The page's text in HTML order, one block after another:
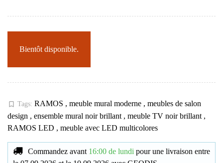
Bientôt disponible.
bookmark_border Tags: RAMOS , meuble mural moderne , meubles de salon
design , ensemble mural noir brillant , meuble TV noir brillant ,
RAMOS LED , meuble avec LED multicolores
Commandez avant 16:00 de lundi pour une livraison entre